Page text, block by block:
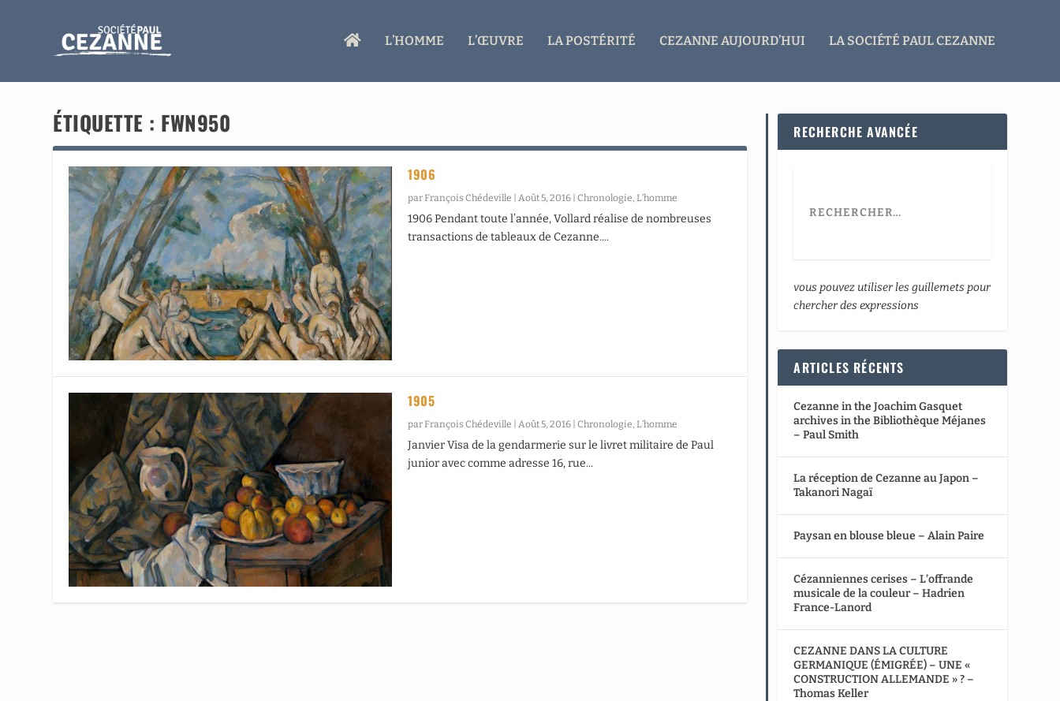
A
L’HOMME L’ŒUVRE LA POSTÉRITÉ CEZANNE AUJOURD’HUI LA SOCIÉTÉ PAUL CEZANNE
ÉTIQUETTE : FWN950
1906
parFrançois Chédeville |Août 5, 2016 |Chronologie,L’homme
1906 Pendant toute l’année, Vollard réalise de nombreuses
transactions de tableaux de Cezanne....
1905
parFrançois Chédeville |Août 5, 2016 |Chronologie,L’homme
Janvier Visa de la gendarmerie sur le livret militaire de Paul
junior avec comme adresse 16, rue...
RECHERCHE AVANCÉE
vous pouvez utiliser les guillemets pour
chercher des expressions
ARTICLES RÉCENTS
Cezanne in the Joachim Gasquet
archives in the Bibliothèque Méjanes
– Paul Smith
La réception de Cezanne au Japon –
Takanori Nagaï
Paysan en blouse bleue – Alain Paire
Cézanniennes cerises – L’offrande
musicale de la couleur – Hadrien
France-Lanord
CEZANNE DANS LA CULTURE
GERMANIQUE (ÉMIGRÉE) – UNE «
CONSTRUCTION ALLEMANDE » ? –
Thomas Keller